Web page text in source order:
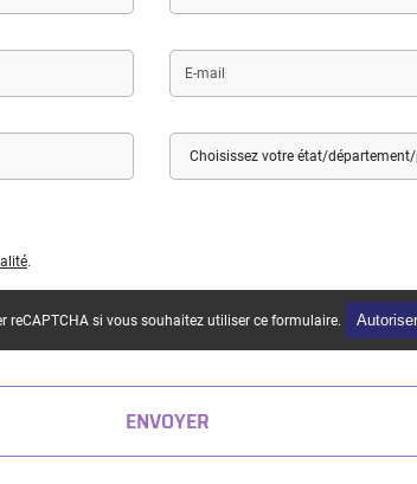
mail
Département
.
reCAPTCHA si vous souhaitez utiliser ce formulaire. Autoriser
ENVOYER